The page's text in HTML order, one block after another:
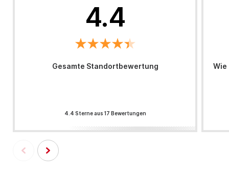
4.4
Gesamte Standortbewertung
4.4 Sterne aus 17 Bewertungen
Wie